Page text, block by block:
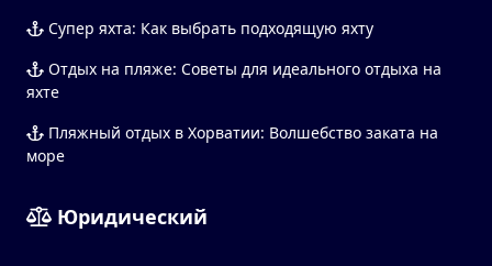
Супер яхта: Как выбрать подходящую яхту
Отдых на пляже: Советы для идеального отдыха на
яхте
Пляжный отдых в Хорватии: Волшебство заката на
море
Юридический